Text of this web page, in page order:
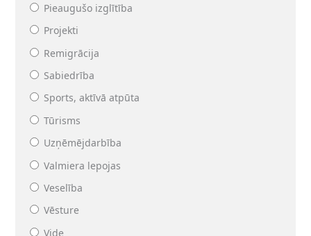
Pieaugušo izglītība
Projekti
Remigrācija
Sabiedrība
Sports, aktīvā atpūta
Tūrisms
Uzņēmējdarbība
Valmiera lepojas
Veselība
Vēsture
Vide